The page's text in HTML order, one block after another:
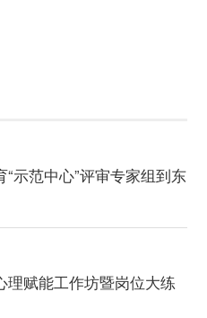
示范中心”评审专家组到东
理赋能工作坊暨岗位大练